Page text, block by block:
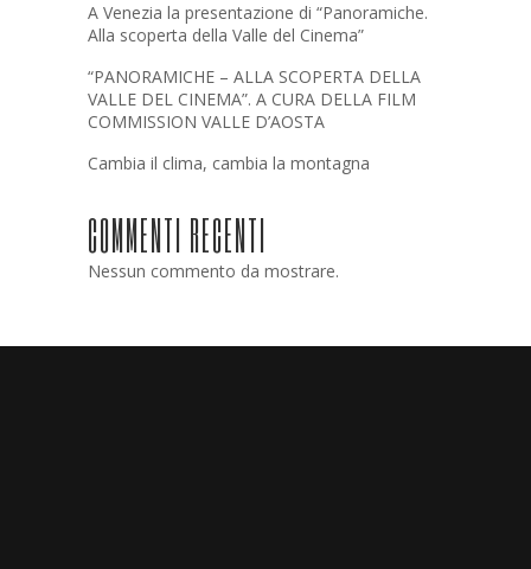
A Venezia la presentazione di “Panoramiche.
Alla scoperta della Valle del Cinema”
“PANORAMICHE – ALLA SCOPERTA DELLA
VALLE DEL CINEMA”. A CURA DELLA FILM
COMMISSION VALLE D’AOSTA
Cambia il clima, cambia la montagna
COMMENTI RECENTI
Nessun commento da mostrare.